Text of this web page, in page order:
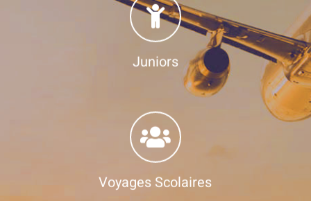
Juniors
Voyages Scolaires